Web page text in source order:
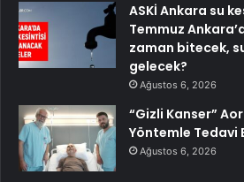
ASKİ Ankara su
Temmuz
zaman bitecek,
gelecek?
Ağustos 6, 2026
“Gizli Kanser”
Yöntemle Tedavi
Ağustos 6, 2026